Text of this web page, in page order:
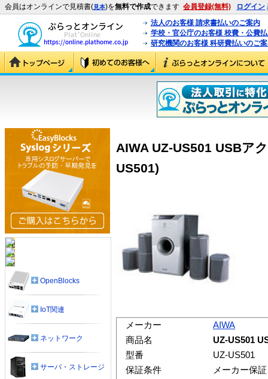
会員はオンラインで見積書(見本)を無料で作成できます 会員登録(無料) ログイン
法人のお客様 請求書払いのご案内
学校・官公庁のお客様 校費・公費
研究機関のお客様 科研費払いのご
AIWA UZ-US501 USBア
US501)
メーカー
AIWA
商品名
UZ-US501
型番
UZ-US501
保証条件
メーカー保証
OpenBlocks
IoT関連
ネットワーク
サーバ・ストレージ